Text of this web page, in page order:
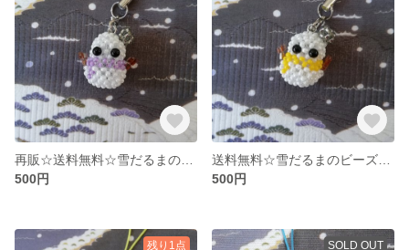
500円
500円
残り1点 SOLD OUT